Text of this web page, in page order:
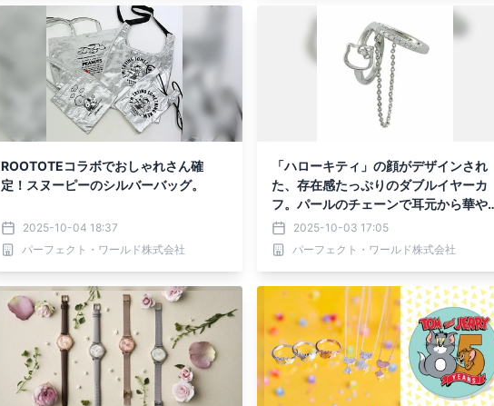
ROOTOTEコラボでおしゃれさん確
定！スヌーピーのシルバーバッグ。
2025-10-04 18:37
パーフェクト・ワールド株式会社
「ハローキティ」の顔がデザインされ
た、存在感たっぷりのダブルイヤーカ
フ。パールのチェーンで耳元から華や
かさを演出。
2025-10-03 17:05
パーフェクト・ワールド株式会社